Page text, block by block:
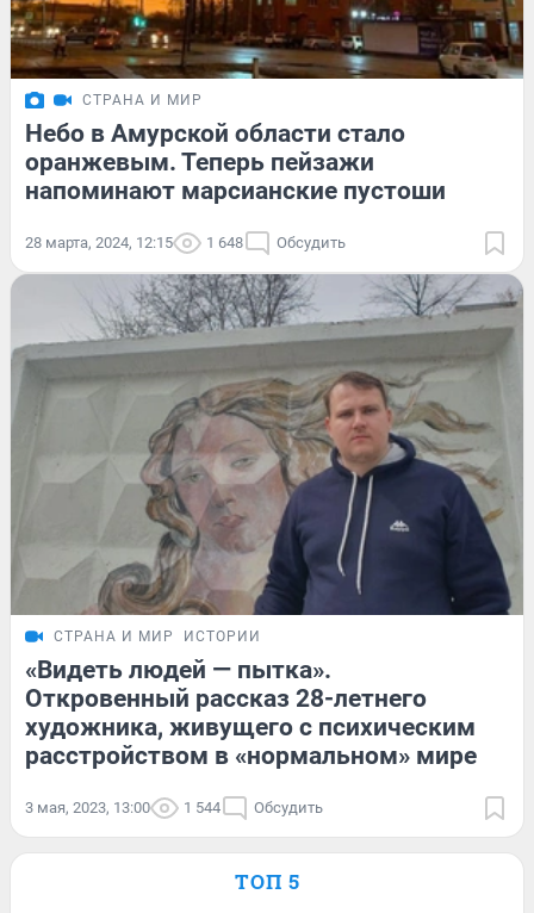
СТРАНА И МИР
Небо в Амурской области стало
оранжевым. Теперь пейзажи
напоминают марсианские пустоши
28 марта, 2024, 12:15 1 648 Обсудить
СТРАНА И МИР ИСТОРИИ
«Видеть людей — пытка».
Откровенный рассказ 28-летнего
художника, живущего с психическим
расстройством в «нормальном» мире
3 мая, 2023, 13:00 1 544 Обсудить
ТОП 5